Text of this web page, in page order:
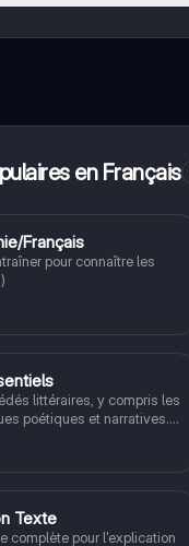
Premium, qui te
en Français
Français
pour connaître les
littéraires, y compris les
poétiques et narratives.
définitions claires et des
votre compréhension de
Texte
complète pour l'explication